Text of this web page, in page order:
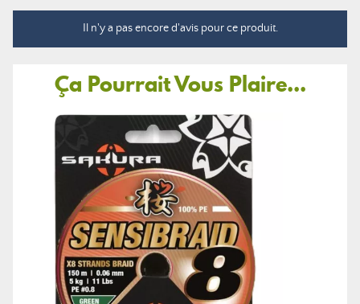
Il n'y a pas encore d'avis pour ce produit.
Ça Pourrait Vous Plaire...